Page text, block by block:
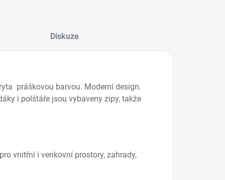
Diskuze
práškovou barvou. Moderní design.
i polštáře jsou vybaveny zipy, takže
vnitřní i venkovní prostory, zahrady,